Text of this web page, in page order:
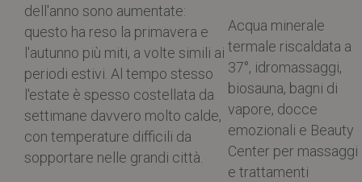
dell'anno sono aumentate:
questo ha reso la primavera e
l'autunno più miti, a volte simili ai
periodi estivi. Al tempo stesso
l'estate è spesso costellata da
settimane davvero molto calde,
con temperature difficili da
sopportare nelle grandi città.
Acqua minerale
termale riscaldata a
37°, idromassaggi,
biosauna, bagni di
vapore, docce
emozionali e Beauty
Center per massaggi
e trattamenti